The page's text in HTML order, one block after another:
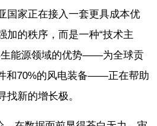
国家正在接入一套更具成本优
加的秩序，而是一种“技术主
生能源领域的优势——为全球贡
和70%的风电装备——正在帮助
找新的增长极。